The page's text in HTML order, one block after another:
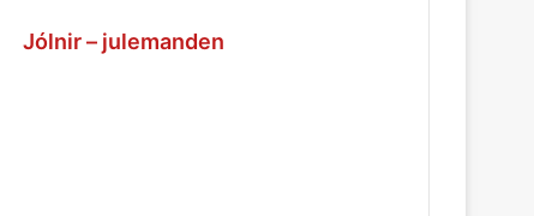
Jólnir – julemanden